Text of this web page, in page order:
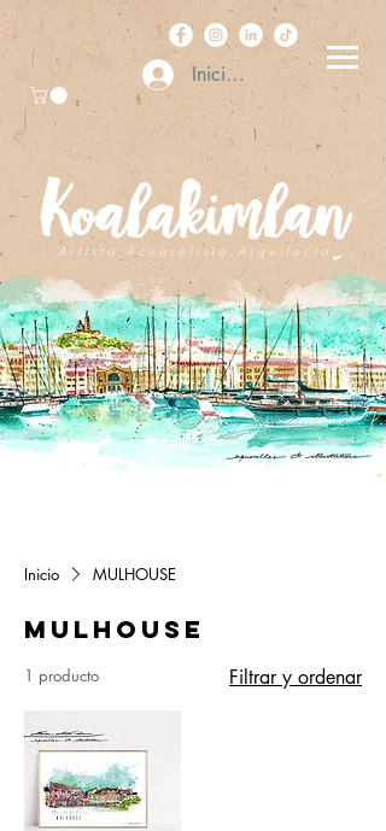
Iniciar sesión
A r t i s t a . A c u a r e l i s t a . A r q u i t e c t a
Inicio MULHOUSE
MULHOUSE
1 producto Filtrar y ordenar